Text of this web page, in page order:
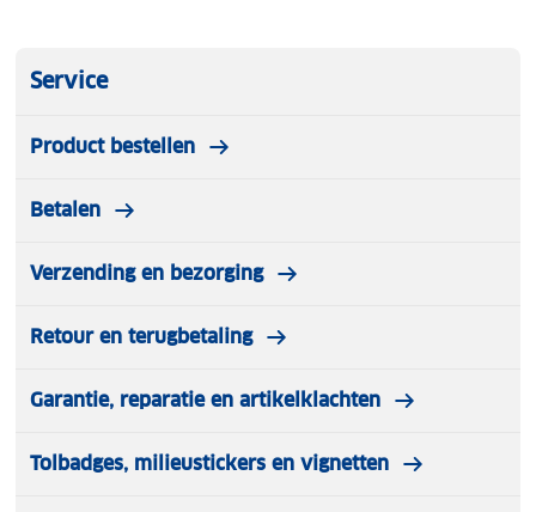
Service
Product bestellen
Betalen
Verzending en bezorging
Retour en terugbetaling
Garantie, reparatie en artikelklachten
Tolbadges, milieustickers en vignetten